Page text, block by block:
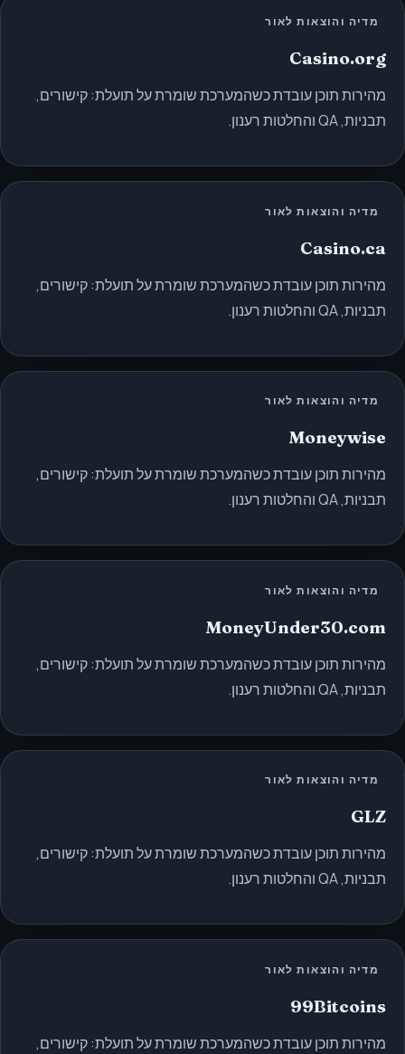
מדיה והוצאות לאור
Casino.org
מהירות תוכן עובדת כשהמערכת שומרת על תועלת: קישורים,
תבניות, QA והחלטות רענון.
מדיה והוצאות לאור
Casino.ca
מהירות תוכן עובדת כשהמערכת שומרת על תועלת: קישורים,
תבניות, QA והחלטות רענון.
מדיה והוצאות לאור
Moneywise
מהירות תוכן עובדת כשהמערכת שומרת על תועלת: קישורים,
תבניות, QA והחלטות רענון.
מדיה והוצאות לאור
MoneyUnder30.com
מהירות תוכן עובדת כשהמערכת שומרת על תועלת: קישורים,
תבניות, QA והחלטות רענון.
מדיה והוצאות לאור
GLZ
מהירות תוכן עובדת כשהמערכת שומרת על תועלת: קישורים,
תבניות, QA והחלטות רענון.
מדיה והוצאות לאור
99Bitcoins
מהירות תוכן עובדת כשהמערכת שומרת על תועלת: קישורים,